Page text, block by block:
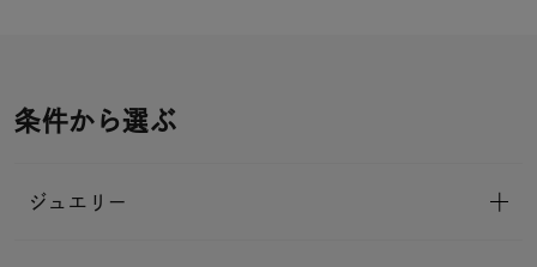
条件から選ぶ
ジュエリー